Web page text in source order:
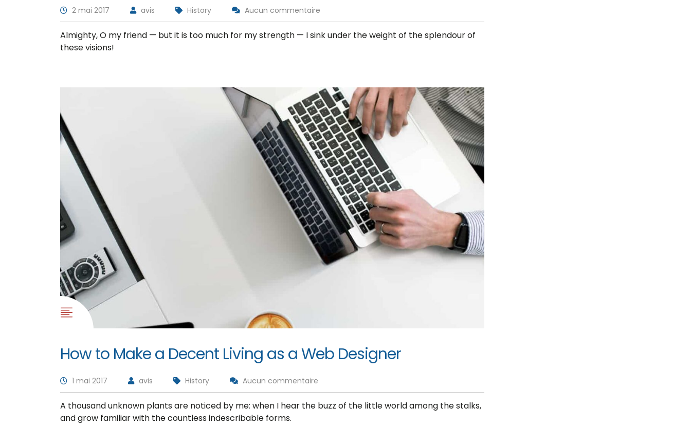
2 mai 2017 avis History Aucun commentaire
Almighty, O my friend — but it is too much for my strength — I sink under the weight of the splendour of
these visions!
How to Make a Decent Living as a Web Designer
1 mai 2017 avis History Aucun commentaire
A thousand unknown plants are noticed by me: when I hear the buzz of the little world among the stalks,
and grow familiar with the countless indescribable forms.